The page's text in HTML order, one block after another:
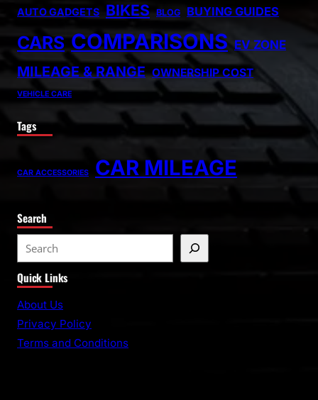
AUTO GADGETS BIKES BLOG BUYING GUIDES
CARS COMPARISONS EV ZONE
MILEAGE & RANGE OWNERSHIP COST
VEHICLE CARE
Tags
CAR ACCESSORIES CAR MILEAGE
Search
Quick Links
About Us
Privacy Policy
Terms and Conditions